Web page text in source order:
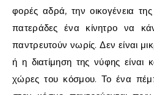
φορές αδρά, την οικογένεια
πατεράδες ένα κίνητρο να
παντρευτούν νωρίς. Δεν είναι
ή η διατίμηση της νύφης είναι
χώρες του κόσμου. Το ένα